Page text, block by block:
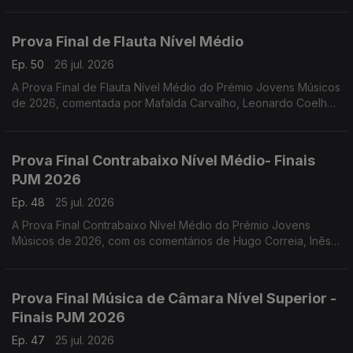
Prova Final de Flauta Nível Médio
Ep. 50
26 jul. 2026
A Prova Final de Flauta Nível Médio do Prémio Jovens Músicos
de 2026, comentada por Mafalda Carvalho, Leonardo Coelho,
Prova Final Contrabaixo Nível Médio- Finais
PJM 2026
Ep. 48
25 jul. 2026
A Prova Final Contrabaixo Nível Médio do Prémio Jovens
Músicos de 2026, com os comentários de Hugo Correia, Inês
Prova Final Música de Câmara Nível Superior -
Finais PJM 2026
Ep. 47
25 jul. 2026